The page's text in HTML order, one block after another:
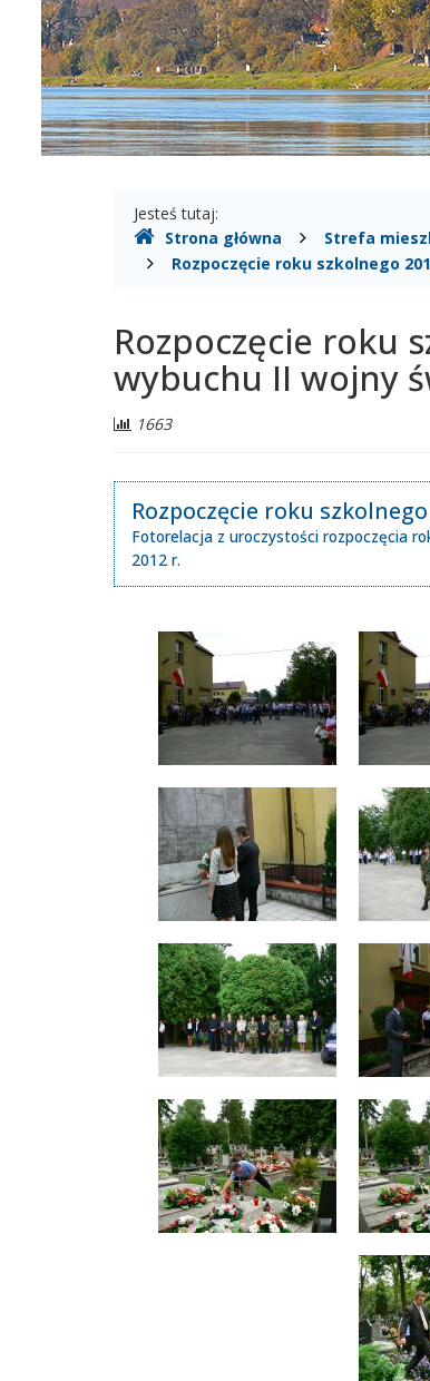
wojny
światowej.
Gdzie
jesteśmy
Jesteś tutaj:
Strona główna
Strefa
Rozpoczęcie roku szkolnego
Rozpoczęcie roku
wybuchu II wojny
Liczba
1663
Rozpoczęcie roku
Fotorelacja z uroczystości rozpoczęcia
2012 r.